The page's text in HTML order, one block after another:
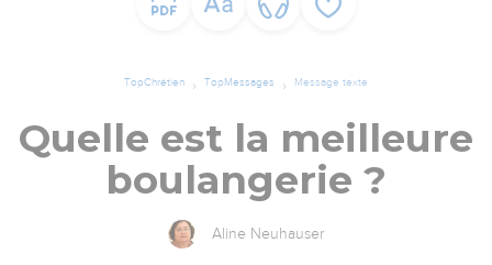
TopChrétien TopMessages Message texte
Quelle est la meilleure
boulangerie ?
Aline Neuhauser